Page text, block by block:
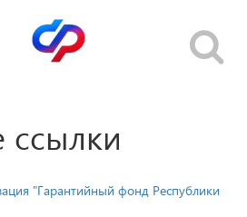
"Гарантийный фонд Республики